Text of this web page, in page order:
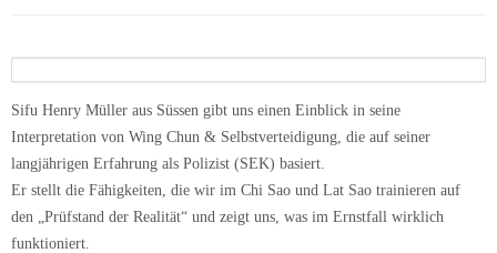
Sifu Henry Müller aus Süssen gibt uns einen Einblick in seine
Interpretation von Wing Chun & Selbstverteidigung, die auf seiner
langjährigen Erfahrung als Polizist (SEK) basiert.
Er stellt die Fähigkeiten, die wir im Chi Sao und Lat Sao trainieren auf
den „Prüfstand der Realität“ und zeigt uns, was im Ernstfall wirklich
funktioniert.